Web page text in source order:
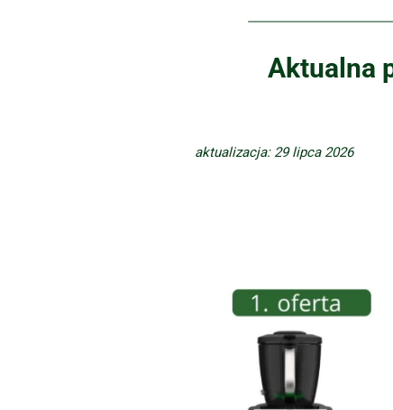
Aktualna
aktualizacja: 29 lipca 2026